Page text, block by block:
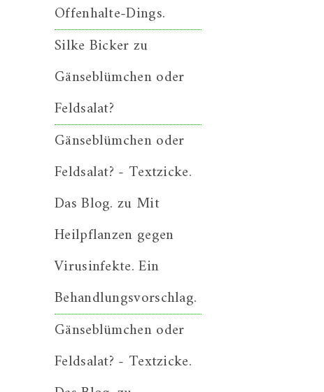
Offenhalte-Dings.
Silke Bickerzu
Gänseblümchen oder
Feldsalat?
Gänseblümchen oder
Feldsalat? - Textzicke.
Das Blog. zu Mit
Heilpflanzen gegen
Virusinfekte. Ein
Behandlungsvorschlag.
Gänseblümchen oder
Feldsalat? - Textzicke.